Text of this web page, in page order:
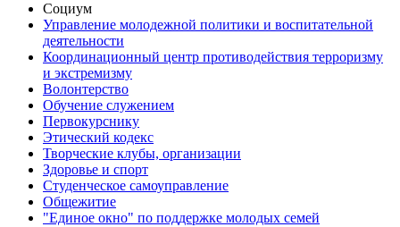
Социум
Управление молодежной политики и воспитательной
деятельности
Координационный центр противодействия терроризму
и экстремизму
Волонтерство
Обучение служением
Первокурснику
Этический кодекс
Творческие клубы, организации
Здоровье и спорт
Студенческое самоуправление
Общежитие
"Единое окно" по поддержке молодых семей